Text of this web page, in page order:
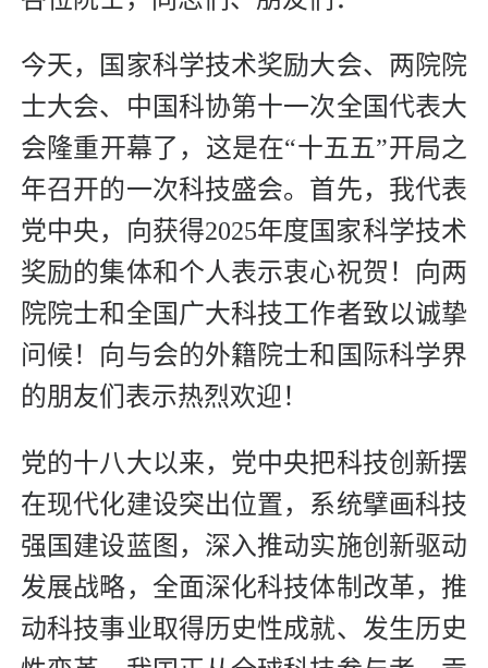
今天，国家科学技术奖励大会、两院院
士大会、中国科协第十一次全国代表大
会隆重开幕了，这是在“十五五”开局之
年召开的一次科技盛会。首先，我代表
党中央，向获得2025年度国家科学技术
奖励的集体和个人表示衷心祝贺！向两
院院士和全国广大科技工作者致以诚挚
问候！向与会的外籍院士和国际科学界
的朋友们表示热烈欢迎！
党的十八大以来，党中央把科技创新摆
在现代化建设突出位置，系统擘画科技
强国建设蓝图，深入推动实施创新驱动
发展战略，全面深化科技体制改革，推
动科技事业取得历史性成就、发生历史